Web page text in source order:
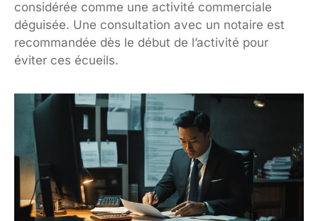
considérée comme une activité commerciale
déguisée. Une consultation avec un notaire est
recommandée dès le début de l’activité pour
éviter ces écueils.